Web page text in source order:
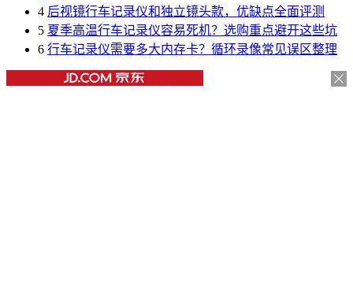
4 后视镜行车记录仪和独立镜头款，优缺点全面评测
5 夏季高温行车记录仪容易死机？选购重点避开这些坑
6 行车记录仪需要多大内存卡？循环录像常见误区整理